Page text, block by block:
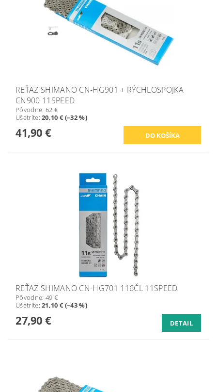
REŤAZ SHIMANO CN-HG901 + RÝCHLOSPOJKA
CN900 11SPEED
Pôvodne: 62 €
Ušetríte:20,10 € (–32 %)
41,90 €
REŤAZ SHIMANO CN-HG701 116ČL 11SPEED
Pôvodne: 49 €
Ušetríte:21,10 € (–43 %)
27,90 € DETAIL